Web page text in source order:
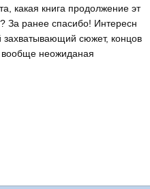
какая книга продолжение эт
За ранее спасибо! Интересн
захватывающий сюжет, концов
вообще неожиданая